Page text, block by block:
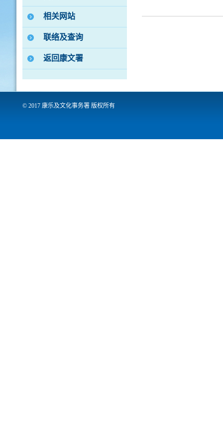
相关网站
联络及查询
返回康文署
© 2017 康乐及文化事务署 版权所有